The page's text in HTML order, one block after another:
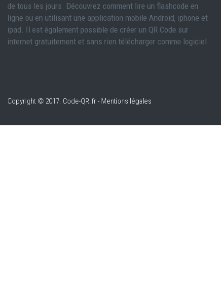
de tous les jours. Découvrez comment lire un flashcode en
ligne ou en utilisant une application mobile Android, iphone et
ipad. Il est également possible de créer un QR Code sur
internet gratuitement et sans rien télécharger comme logiciel.
Copyright © 2017. Code-QR.fr - Mentions légales